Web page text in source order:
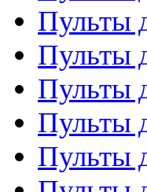
Пульты
Пульты
Пульты
Пульты
Пульты